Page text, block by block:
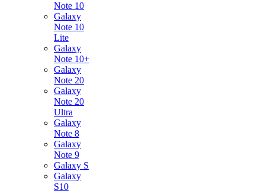
Note 10
Galaxy
Note 10
Lite
Galaxy
Note 10+
Galaxy
Note 20
Galaxy
Note 20
Ultra
Galaxy
Note 8
Galaxy
Note 9
Galaxy S
Galaxy
S10